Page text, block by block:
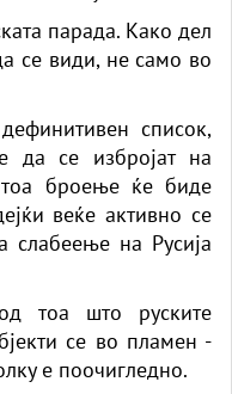
парада. Како дел
се види, не само во
список,
да се избројат на
броење ќе биде
веќе активно се
слабеење на Русија
тоа што руските
се во пламен -
е поочигледно.